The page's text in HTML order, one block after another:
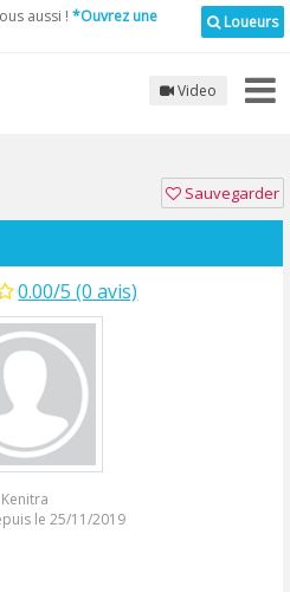
Loueurs
aussi ! *Ouvrez une
Video
Sauvegarder
0.00/5 (0 avis)
Kenitra
le 25/11/2019